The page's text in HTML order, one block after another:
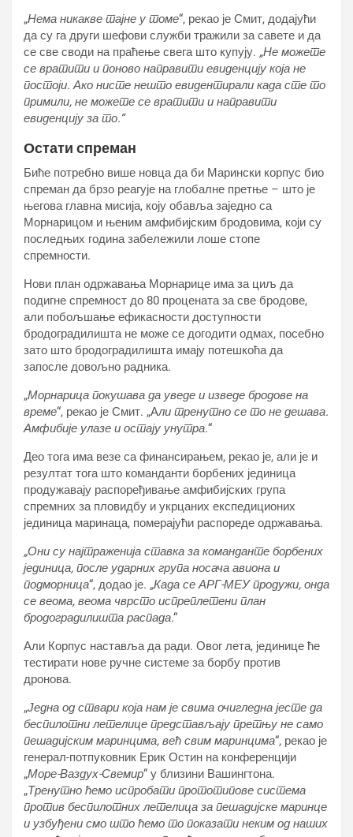
„Нема никакве тајне у томе“, рекао је Смит, додајући
да су га други шефови служби тражили за савете и да
се све своди на праћење свега што купују. „Не можете
се вратити и поново направити евиденцију која не
постоји. Ако нисте нешто евидентирали када сте то
примили, не можете се вратити и направити
евиденцију за то.“
Остати спреман
Биће потребно више новца да би Марински корпус био
спреман да брзо реагује на глобалне претње – што је
његова главна мисија, коју обавља заједно са
Морнарицом и њеним амфибијским бродовима, који су
последњих година забележили лоше стопе
спремности.
Нови план одржавања Морнарице има за циљ да
подигне спремност до 80 процената за све бродове,
али побољшање ефикасности доступности
бродоградилишта не може се догодити одмах, посебно
зато што бродоградилишта имају потешкоћа да
запосле довољно радника.
„Морнарица покушава да уведе и изведе бродове на
време“, рекао је Смит. „Али тренутно се то не дешава.
Амфибије улазе и остају унутра.“
Део тога има везе са финансирањем, рекао је, али је и
резултат тога што команданти борбених јединица
продужавају распоређивање амфибијских група
спремних за пловидбу и укрцаних експедиционих
јединица маринаца, померајући распореде одржавања.
„Они су најтраженија ставка за команданте борбених
јединица, после ударних група носача авиона и
подморница“, додао је. „Када се АРГ-МЕУ продужи, онда
се веома, веома чврсто испреплетени план
бродоградилишта распада.“
Али Корпус наставља да ради. Овог лета, јединице ће
тестирати нове ручне системе за борбу против
дронова.
„Једна од ствари која нам је свима очигледна јесте да
беспилотни летелице представљају претњу не само
пешадијским маринцима, већ свим маринцима“, рекао је
генерал-потпуковник Ерик Остин на конференцији
„Море-Ваздух-Свемир“ у близини Вашингтона.
„Тренутно ћемо испробати прототипове система
против беспилотних летелица за пешадијске маринце
и узбуђени смо што ћемо то показати неким од наших